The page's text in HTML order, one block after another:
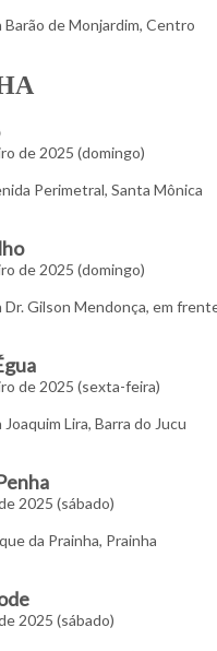
de Monjardim, Centro
de 2025 (domingo)
Perimetral, Santa Mônica
de 2025 (domingo)
Gilson Mendonça, em
de 2025 (sexta-feira)
Lira, Barra do Jucu
2025 (sábado)
da Prainha, Prainha
2025 (sábado)